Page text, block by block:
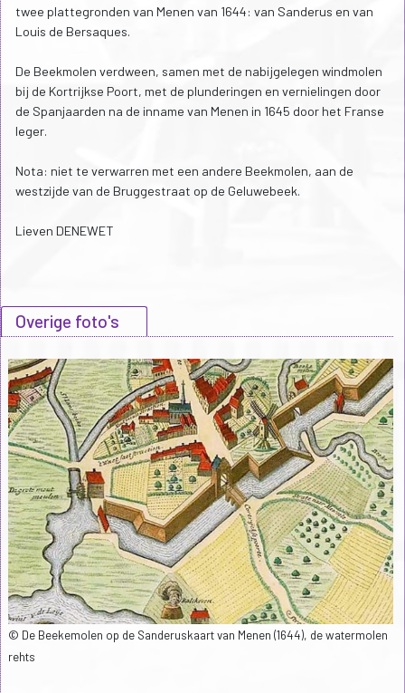
twee plattegronden van Menen van 1644: van Sanderus en van
Louis de Bersaques.
De Beekmolen verdween, samen met de nabijgelegen windmolen
bij de Kortrijkse Poort, met de plunderingen en vernielingen door
de Spanjaarden na de inname van Menen in 1645 door het Franse
leger.
Nota: niet te verwarren met een andere Beekmolen, aan de
westzijde van de Bruggestraat op de Geluwebeek.
Lieven DENEWET
Overige foto's
© De Beekemolen op de Sanderuskaart van Menen (1644), de watermolen
rehts